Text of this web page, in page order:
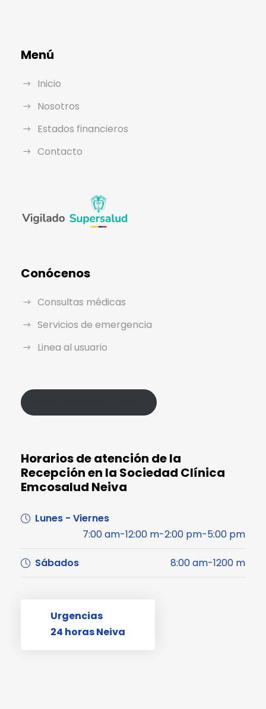
Menú
Inicio
Nosotros
Estados financieros
Contacto
Conócenos
Consultas médicas
Servicios de emergencia
Linea al usuario
Horarios de atención de la
Recepción en la Sociedad Clínica
Emcosalud Neiva
Lunes - Viernes
7:00 am-12:00 m-2:00 pm-5:00 pm
Sábados 8:00 am-1200 m
Urgencias
24 horas Neiva